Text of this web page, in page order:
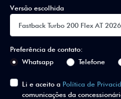
Versão escolhida
Preferência de contato:
Whatsapp
Telefone
Li e aceito a Política de
comunicações da